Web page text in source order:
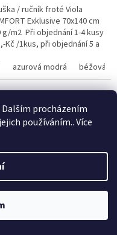
procházením
používáním.. Více
Vaše další nákupy. Čím
objednávky se sčítají.
ZDARMA. Přejeme
a kolektiv pracovníků
/ ručník froté Viola
Exklusive 70x140 cm
g/m2 Při objednání 1-4 kusy
Kč /1kus, při objednání 5 a
béžová a...
azurová modrá béžová
32 Kč –37 %
Sofie černá 30x30 cm